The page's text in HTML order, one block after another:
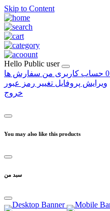
Skip to Content
Hello Public user
0 حساب کاربری من سفارش ها
ویرایش پروفایل تغییر رمز عبور
خروج
You may also like this products
سبد من